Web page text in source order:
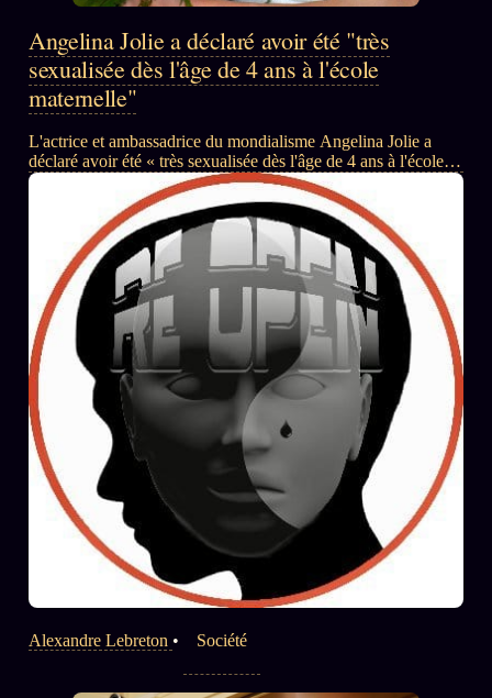
Oracle Anniversaire
Oracle Carte du Jour
Oracle Algorithme
Audit Social
LIVRES TRILOGIE + 2
KÉTAMINE
BRAQUAGE2021
SUSPECTE2022
Compte Suspendu 2024
Les Limites
Le procès Brigitte Macron
Catalogue
ZS Bundle
SOCIÉTÉ DES AMIS
Angelina Jolie a déclaré avoir été "très
sexualisée dès l'âge de 4 ans à l'école
maternelle"
L'actrice et ambassadrice du mondialisme Angelina Jolie a
déclaré avoir été « très sexualisée dès l'âge de 4 ans à l'école
maternelle (...) J'avais inventé un jeux où j'embrassais les
garçons... Ensuite nous allions plus loin et nous enlevions nos
vêtements. J'avais alors un tas d'ennuis ! »
Alexandre Lebreton • Société